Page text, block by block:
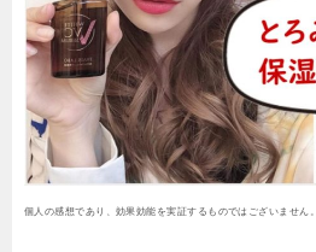
個人の感想であり、効果効能を実証するものではございません。